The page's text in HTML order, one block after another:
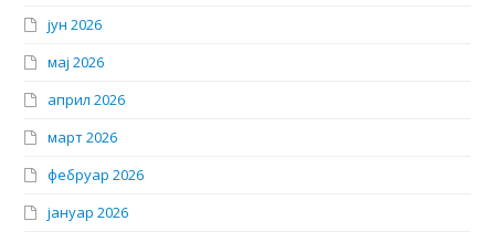
јун 2026
мај 2026
април 2026
март 2026
фебруар 2026
јануар 2026